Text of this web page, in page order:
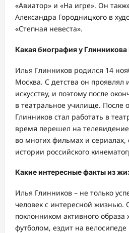
«Авиатор» и «На игре». Он
Александра Городницкого в
«Степная невеста».
Какая биография у
Илья Глинников родился 14
Москва. С детства он проявлял
искусству, и поэтому после
в театральное училище. После
Глинников стал работать в
время перешел на
во многих фильмах и сериалах,
истории российского
Какие интересные факты из
Илья Глинников – не только
человек с интересной жизнью.
поклонником активного
футболом, ездит на велосипеде